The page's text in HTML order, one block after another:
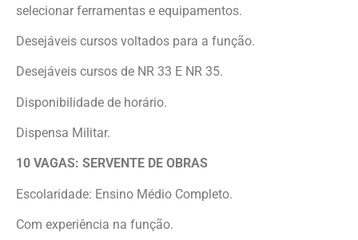
selecionar ferramentas e equipamentos.
Desejáveis cursos voltados para a função.
Desejáveis cursos de NR 33 E NR 35.
Disponibilidade de horário.
Dispensa Militar.
10 VAGAS: SERVENTE DE OBRAS
Escolaridade: Ensino Médio Completo.
Com experiência na função.